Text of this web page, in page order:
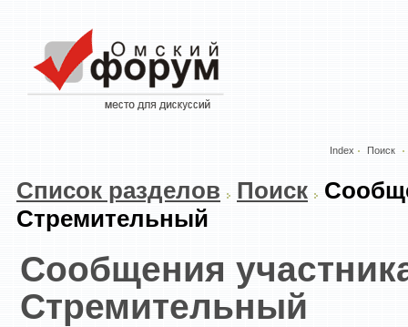
Index Поиск
Список разделов Поиск
Стремительный
Сообщения
Стремительный